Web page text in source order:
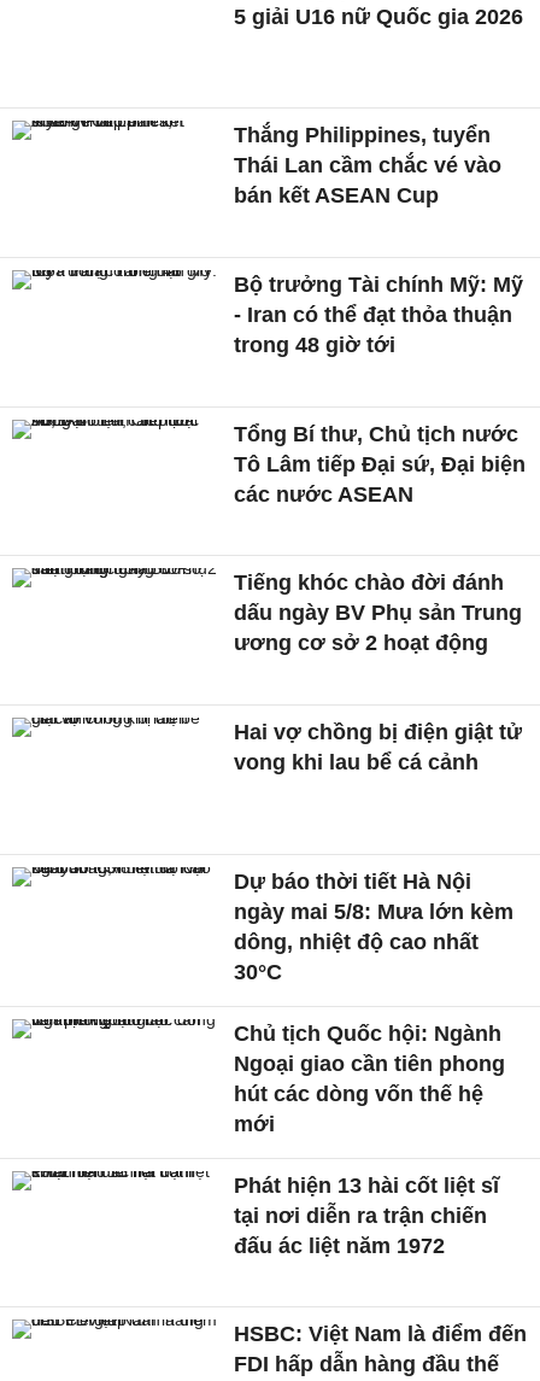
5 giải U16 nữ Quốc gia 2026
Thắng Philippines, tuyển
Thái Lan cầm chắc vé vào
bán kết ASEAN Cup
Bộ trưởng Tài chính Mỹ: Mỹ
- Iran có thể đạt thỏa thuận
trong 48 giờ tới
Tổng Bí thư, Chủ tịch nước
Tô Lâm tiếp Đại sứ, Đại biện
các nước ASEAN
Tiếng khóc chào đời đánh
dấu ngày BV Phụ sản Trung
ương cơ sở 2 hoạt động
Hai vợ chồng bị điện giật tử
vong khi lau bể cá cảnh
Dự báo thời tiết Hà Nội
ngày mai 5/8: Mưa lớn kèm
dông, nhiệt độ cao nhất
30°C
Chủ tịch Quốc hội: Ngành
Ngoại giao cần tiên phong
hút các dòng vốn thế hệ
mới
Phát hiện 13 hài cốt liệt sĩ
tại nơi diễn ra trận chiến
đấu ác liệt năm 1972
HSBC: Việt Nam là điểm đến
FDI hấp dẫn hàng đầu thế